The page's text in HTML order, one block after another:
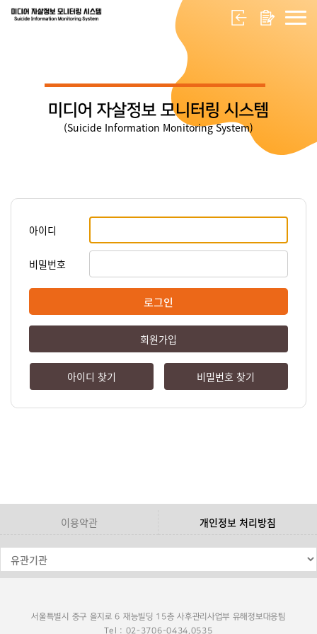
미디어 자살정보 모니터링 시스템
(Suicide Information Monitoring System)
아이디
비밀번호
로그인
회원가입
아이디 찾기 비밀번호 찾기
이용약관 개인정보 처리방침
서울특별시 중구 을지로 6 재능빌딩 15층 사후관리사업부 유해정보대응팀
Tel : 02-3706-0434,0535